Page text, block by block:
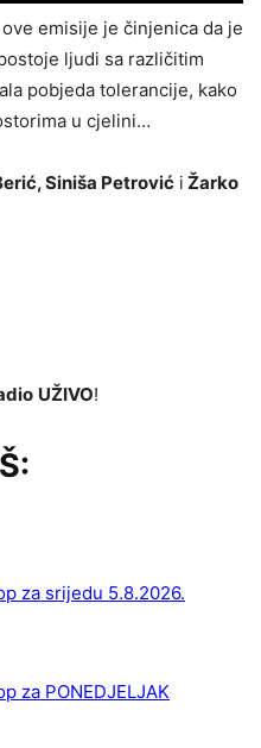
emisije je činjenica da je
ljudi sa različitim
pobjeda tolerancije, kako
u cjelini…
Siniša Petrović i Žarko
UŽIVO!